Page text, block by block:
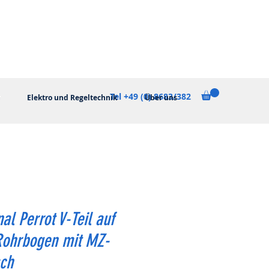
Elektro und Regeltechnik Über uns
Tel +49 (0) 8683/382
Perrot V-Teil auf
mit MZ-